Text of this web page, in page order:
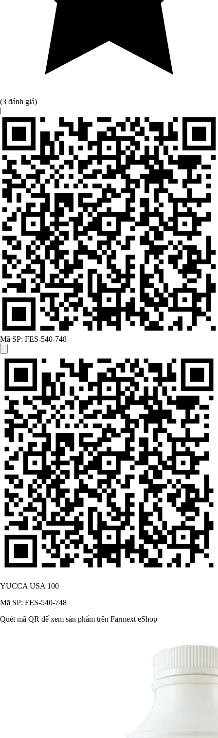
(3 đánh giá)
|
Mã SP: FES-540-748
YUCCA USA 100
Mã SP: FES-540-748
Quét mã QR để xem sản phẩm trên Farmext eShop